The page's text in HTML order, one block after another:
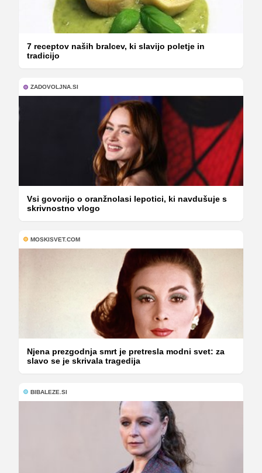
7 receptov naših bralcev, ki slavijo poletje in
tradicijo
ZADOVOLJNA.SI
Vsi govorijo o oranžnolasi lepotici, ki navdušuje s
skrivnostno vlogo
MOSKISVET.COM
Njena prezgodnja smrt je pretresla modni svet: za
slavo se je skrivala tragedija
BIBALEZE.SI